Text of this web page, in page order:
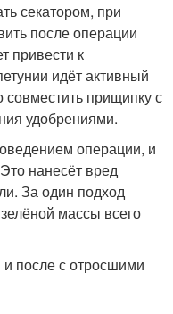
секатором, при
после операции
привести к
идёт активный
прищипку с
удобрениями.
операции, и
нанесёт вред
За один подход
массы всего
после с отросшими